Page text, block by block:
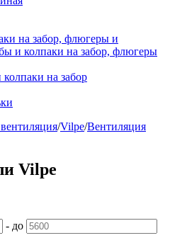
на забор, флюгеры и
и колпаки на забор, флюгеры
на забор
/Vilpe/Вентиляция
Vilpe
- до